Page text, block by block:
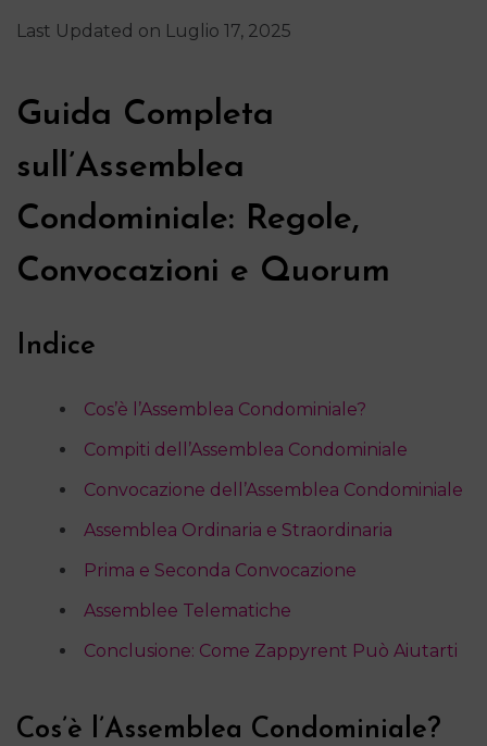
Last Updated on Luglio 17, 2025
Guida Completa
sull’Assemblea
Condominiale: Regole,
Convocazioni e Quorum
Indice
Cos’è l’Assemblea Condominiale?
Compiti dell’Assemblea Condominiale
Convocazione dell’Assemblea Condominiale
Assemblea Ordinaria e Straordinaria
Prima e Seconda Convocazione
Assemblee Telematiche
Conclusione: Come Zappyrent Può Aiutarti
Cos’è l’Assemblea Condominiale?